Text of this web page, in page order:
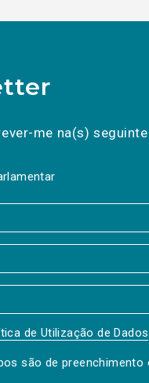
me na(s)
de Utilização de Dados.
são de preenchimento